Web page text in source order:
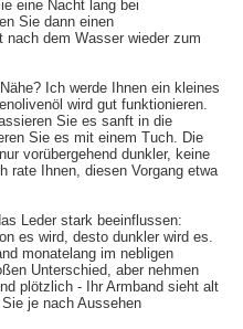
eine Nacht lang bei
Sie dann einen
nach dem Wasser wieder zum
Ich werde Ihnen ein kleines
wird gut funktionieren.
Sie es sanft in die
Sie es mit einem Tuch. Die
vorübergehend dunkler, keine
rate Ihnen, diesen Vorgang etwa
Leder stark beeinflussen:
es wird, desto dunkler wird es.
monatelang im nebligen
Unterschied, aber nehmen
plötzlich - Ihr Armband sieht alt
je nach Aussehen